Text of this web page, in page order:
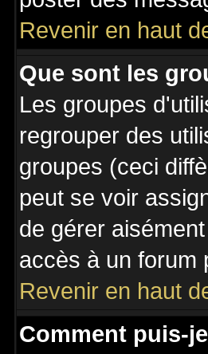
Revenir en haut
Que sont les
Les groupes
regrouper des
groupes (ceci
peut se voir
de gérer
accès à un forum
Revenir en haut
Comment puis-